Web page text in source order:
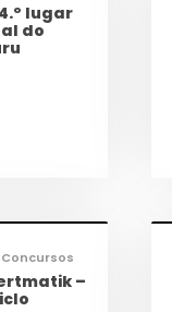
lugar
do
Concursos
–